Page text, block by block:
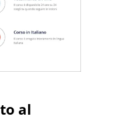
al